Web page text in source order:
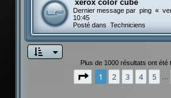
xerox color cube
Dernier message par ping «
10:45
Posté dans Techniciens
Plus de 1000 résultats ont été
Page 1sur20
1 2 3 4 5